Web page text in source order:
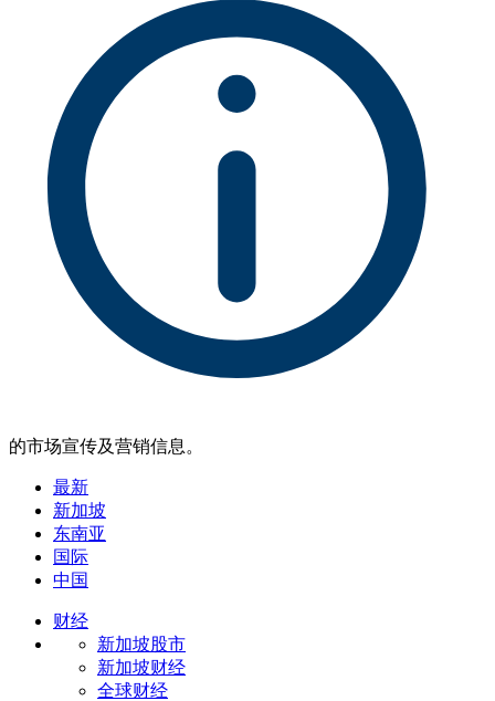
的市场宣传及营销信息。
最新
新加坡
东南亚
国际
中国
财经
新加坡股市
新加坡财经
全球财经